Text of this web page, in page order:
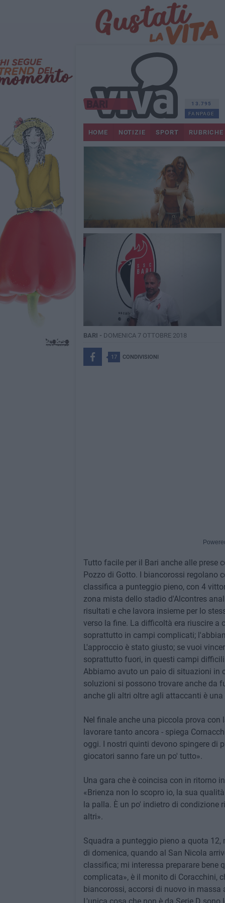
13.795
FANPAGE
HOME NOTIZIE SPORT RUBRICHE
BARI - DOMENICA 7 OTTOBRE 2018
17 CONDIVISIONI
Tutto facile per il Bari anche alle prese
Pozzo di Gotto. I biancorossi regolano
classifica a punteggio pieno, con 4
zona mista dello stadio d'Alcontres
risultati e che lavora insieme per lo
verso la fine. La difficoltà era riuscire a
soprattutto in campi complicati;
L'approccio è stato giusto; se vuoi
soprattutto fuori, in questi campi
Abbiamo avuto un paio di situazioni in
soluzioni si possono trovare anche da
anche gli altri oltre agli attaccanti è
Nel finale anche una piccola prova
lavorare tanto ancora - spiega
oggi. I nostri quinti devono spingere di
giocatori sanno fare un po' tutto».
Una gara che è coincisa con in ritorno
«Brienza non lo scopro io, la sua
la palla. È un po' indietro di condizione
altri».
Squadra a punteggio pieno a quota
di domenica, quando al San Nicola
classifica; mi interessa preparare
complicata», è il monito di Coracchini,
biancorossi, accorsi di nuovo in